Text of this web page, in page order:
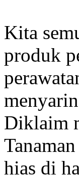
Kita
produk
Diklaim
hias di